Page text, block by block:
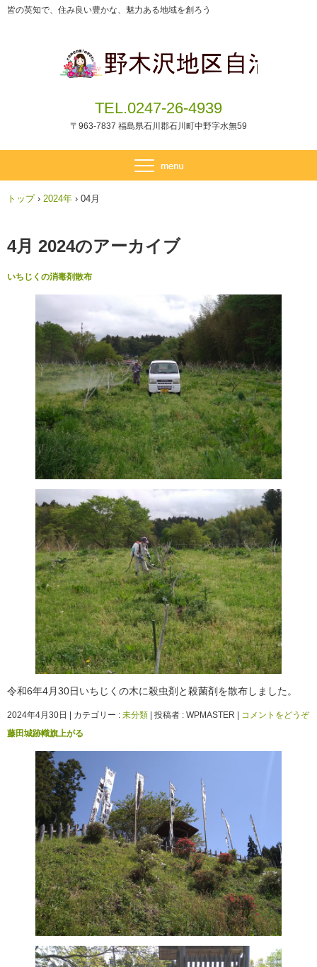
皆の英知で、住み良い豊かな、魅力ある地域を創ろう
TEL.0247-26-4939
〒963-7837 福島県石川郡石川町中野字水無59
トップ › 2024年 › 04月
4月 2024のアーカイブ
いちじくの消毒剤散布
令和6年4月30日いちじくの木に殺虫剤と殺菌剤を散布しました。
2024年4月30日 カテゴリー : 未分類 投稿者 : WPMASTER
コメントをどうぞ
藤田城跡幟旗上がる